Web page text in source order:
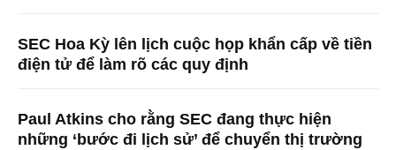
SEC Hoa Kỳ lên lịch cuộc họp khẩn cấp về tiền
điện tử để làm rõ các quy định
Paul Atkins cho rằng SEC đang thực hiện
những ‘bước đi lịch sử’ để chuyển thị trường